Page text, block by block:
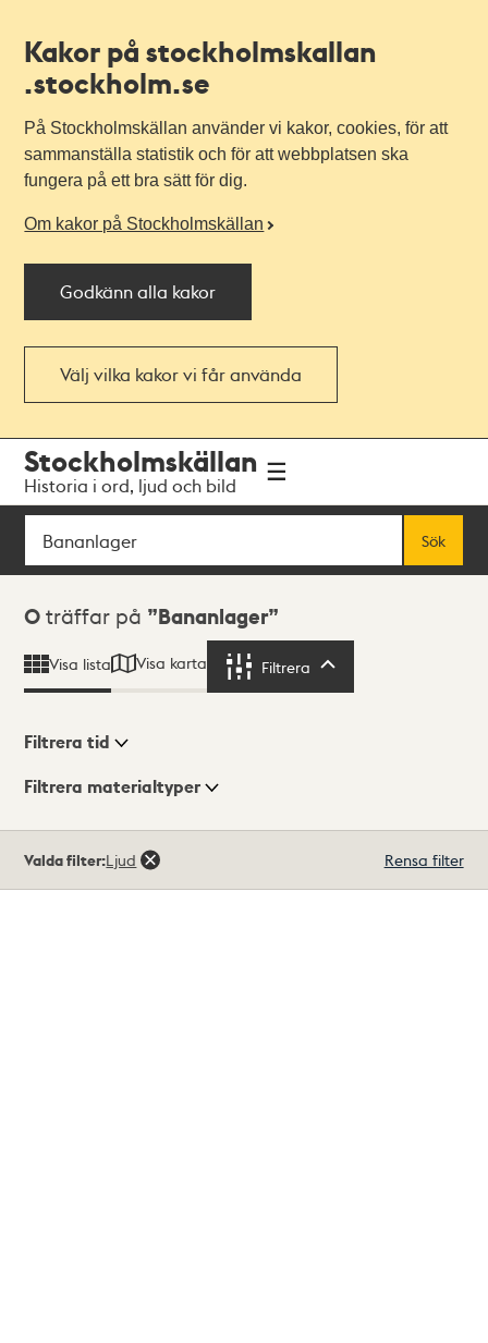
Kakor på stockholmskallan
.stockholm.se
På Stockholmskällan använder vi kakor, cookies, för att
sammanställa statistik och för att webbplatsen ska
fungera på ett bra sätt för dig.
Om kakor på Stockholmskällan
Godkänn alla kakor
Välj vilka kakor vi får använda
navigationen
huvudinnehållet
Stockholmskällan
Historia i ord, ljud och bild
Sök
Sök
Sökresultat
0 träffar på Bananlager
Visa lista Visa karta Filtrera
Visningsläge
Filtrera tid
Filtrera materialtyper
träffar
Valda filter:Ljud Rensa filter